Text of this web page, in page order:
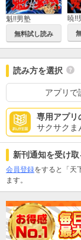
魁!!男塾
無料試し読み
暁!!
読み方を選択
アプリで
専用アプリ
サクサクま
新刊通知を受け取
会員登録をすると「天
ます。